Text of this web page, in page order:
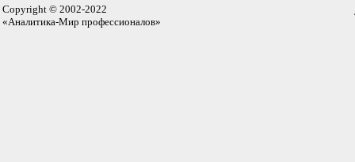
Copyright © 2002-2022
«Аналитика-Мир профессионалов»